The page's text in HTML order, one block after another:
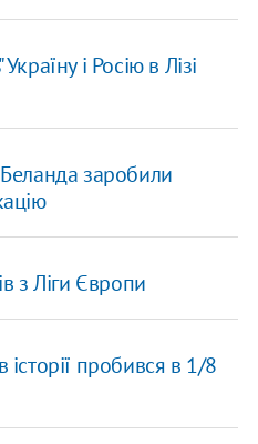
і Росію в Лізі
заробили
з Ліги Європи
пробився в 1/8